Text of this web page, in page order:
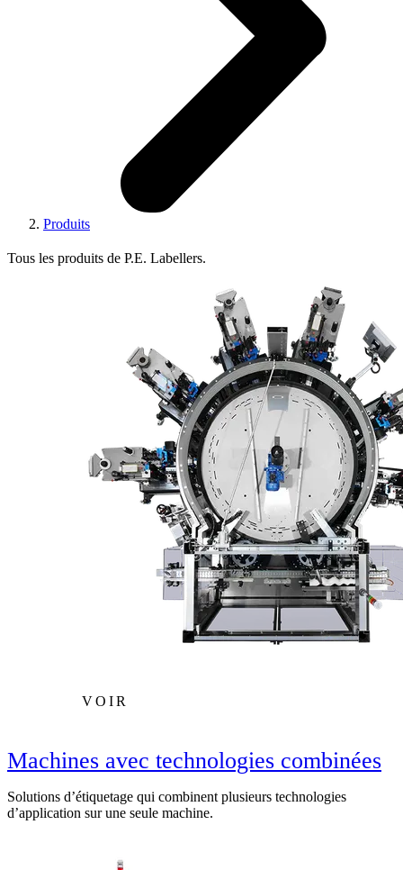
Produits
Tous les produits de P.E. Labellers.
VOIR
Machines avec technologies combinées
Solutions d’étiquetage qui combinent plusieurs technologies
d’application sur une seule machine.